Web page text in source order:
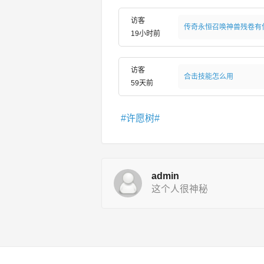
访客
19小时前
传奇永恒召唤神兽残卷有
访客
59天前
合击技能怎么用
许愿树
admin
这个人很神秘